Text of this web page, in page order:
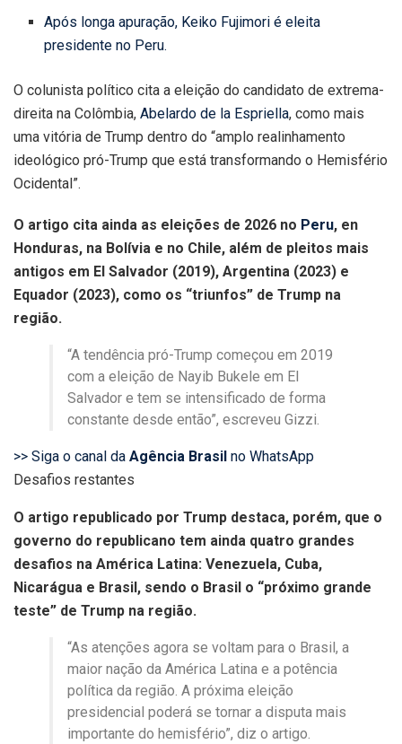
Após longa apuração, Keiko Fujimori é eleita
presidente no Peru.
O colunista político cita a eleição do candidato de extrema-
direita na Colômbia, Abelardo de la Espriella, como mais
uma vitória de Trump dentro do “amplo realinhamento
ideológico pró-Trump que está transformando o Hemisfério
Ocidental”.
O artigo cita ainda as eleições de 2026 no Peru, en
Honduras, na Bolívia e no Chile, além de pleitos mais
antigos em El Salvador (2019), Argentina (2023) e
Equador (2023), como os “triunfos” de Trump na
região.
“A tendência pró-Trump começou em 2019
com a eleição de Nayib Bukele em El
Salvador e tem se intensificado de forma
constante desde então”, escreveu Gizzi.
>> Siga o canal da Agência Brasil no WhatsApp
Desafios restantes
O artigo republicado por Trump destaca, porém, que o
governo do republicano tem ainda quatro grandes
desafios na América Latina: Venezuela, Cuba,
Nicarágua e Brasil, sendo o Brasil o “próximo grande
teste” de Trump na região.
“As atenções agora se voltam para o Brasil, a
maior nação da América Latina e a potência
política da região. A próxima eleição
presidencial poderá se tornar a disputa mais
importante do hemisfério”, diz o artigo.